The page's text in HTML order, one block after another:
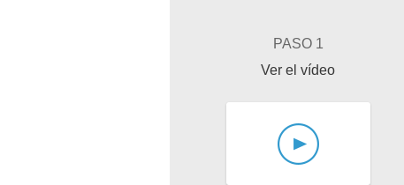
PASO 1
Ver el vídeo